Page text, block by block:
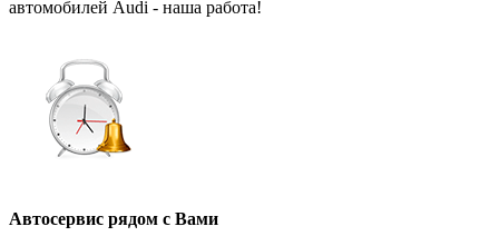
автомобилей Audi - наша работа!
Автосервис рядом с Вами